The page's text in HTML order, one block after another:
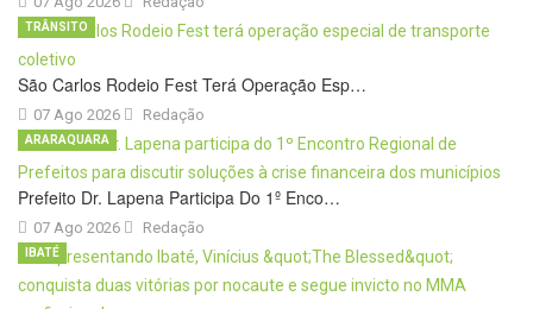
São Carlos Rodeio Fest Terá Operação Esp…
07 Ago 2026
TRÂNSITO
Redação
Prefeito Dr. Lapena Participa Do 1º Enco…
07 Ago 2026
ARARAQUARA
Redação
IBATÉ